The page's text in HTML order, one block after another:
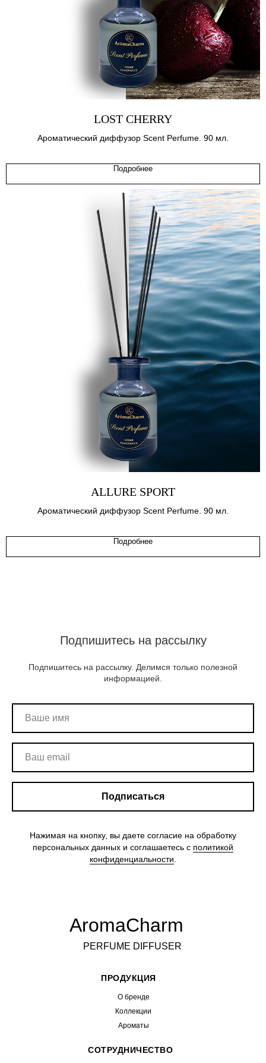
LOST CHERRY
Ароматический диффузор Scent Perfume. 90 мл.
Подробнее
ALLURE SPORT
Ароматический диффузор Scent Perfume. 90 мл.
Подробнее
Подпишитесь на рассылку
Подпишитесь на рассылку. Делимся только полезной
информацией.
Подписаться
Нажимая на кнопку, вы даете согласие на обработку
персональных данных и соглашаетесь c политикой
конфиденциальности
О бренде
Коллекции
Ароматы
PERFUME DIFFUSER
AromaCharm
СОТРУДНИЧЕСТВО
ПРОДУКЦИЯ